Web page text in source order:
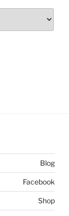
Blog
Facebook
Shop